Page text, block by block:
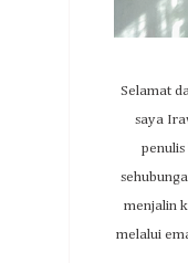
Selamat
saya
penulis
menjalin
melalui